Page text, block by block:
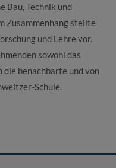
Bau, Technik und
Zusammenhang stellte
und Lehre vor.
sowohl das
die benachbarte und von
Schule.